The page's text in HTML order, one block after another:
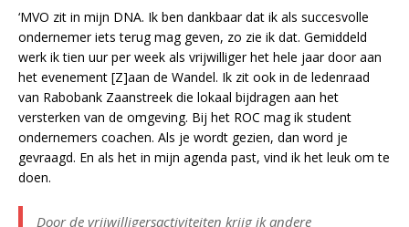
‘MVO zit in mijn DNA. Ik ben dankbaar dat ik als succesvolle
ondernemer iets terug mag geven, zo zie ik dat. Gemiddeld
werk ik tien uur per week als vrijwilliger het hele jaar door aan
het evenement [Z]aan de Wandel. Ik zit ook in de ledenraad
van Rabobank Zaanstreek die lokaal bijdragen aan het
versterken van de omgeving. Bij het ROC mag ik student
ondernemers coachen. Als je wordt gezien, dan word je
gevraagd. En als het in mijn agenda past, vind ik het leuk om te
doen.
Door de vrijwilligersactiviteiten krijg ik andere